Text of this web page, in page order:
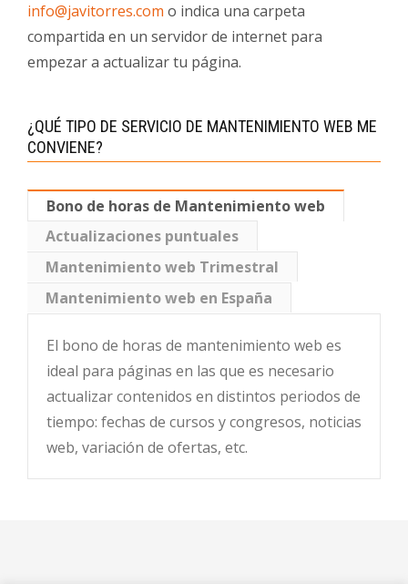
info@javitorres.com o indica una carpeta
compartida en un servidor de internet para
empezar a actualizar tu página.
¿QUÉ TIPO DE SERVICIO DE MANTENIMIENTO WEB ME
CONVIENE?
Bono de horas de Mantenimiento web
Actualizaciones puntuales
Mantenimiento web Trimestral
Mantenimiento web en España
El bono de horas de mantenimiento web es
ideal para páginas en las que es necesario
actualizar contenidos en distintos periodos de
tiempo: fechas de cursos y congresos, noticias
web, variación de ofertas, etc.